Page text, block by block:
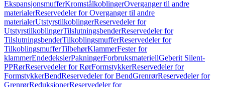
EkspansjonsmufferKromstålkoblingerOverganger til andre
materialerReservedeler for Overganger til andre
materialerUtstyrstilkoblingerReservedeler for
UtstyrstilkoblingerTilslutningsbenderReservedeler for
TilslutningsbenderTilkoblingsmufferReservedeler for
TilkoblingsmufferTilbehørKlammerFester for
klammerEndedekslerPakningerForbruksmateriellGeberit Silent-
PPRørReservedeler for RørFormstykkerReservedeler for
FormstykkerBendReservedeler for BendGrenrørReservedeler for
GrenrørReduksjonerReservedeler for